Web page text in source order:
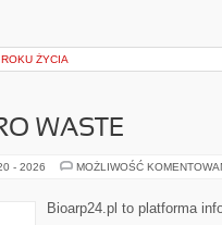
ŻYCIA
WASTE
- 2026 MOŻLIWOŚĆ
Bioarp24.pl to platforma